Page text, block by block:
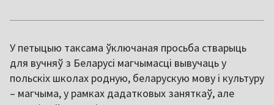
У петыцыю таксама ўключаная просьба стварыць
для вучняў з Беларусі магчымасці вывучаць у
польскіх школах родную, беларускую мову і культуру
– магчыма, у рамках дадатковых заняткаў, але